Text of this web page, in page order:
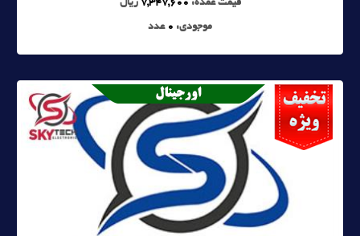
قیمت عمده: 7,347,600 ریال
موجودی: 0 عدد